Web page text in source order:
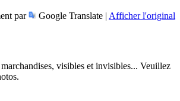
par Google Translate | Afficher l'original
visibles et invisibles... Veuillez